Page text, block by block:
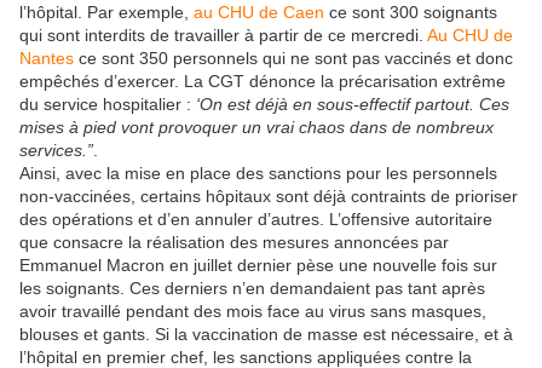
l’hôpital. Par exemple, au CHU de Caen ce sont 300 soignants
qui sont interdits de travailler à partir de ce mercredi. Au CHU de
Nantes ce sont 350 personnels qui ne sont pas vaccinés et donc
empêchés d’exercer. La CGT dénonce la précarisation extrême
du service hospitalier : ‘On est déjà en sous-effectif partout. Ces
mises à pied vont provoquer un vrai chaos dans de nombreux
services.”
Ainsi, avec la mise en place des sanctions pour les personnels
non-vaccinées, certains hôpitaux sont déjà contraints de prioriser
des opérations et d’en annuler d’autres. L’offensive autoritaire
que consacre la réalisation des mesures annoncées par
Emmanuel Macron en juillet dernier pèse une nouvelle fois sur
les soignants. Ces derniers n’en demandaient pas tant après
avoir travaillé pendant des mois face au virus sans masques,
blouses et gants. Si la vaccination de masse est nécessaire, et à
l’hôpital en premier chef, les sanctions appliquées contre la